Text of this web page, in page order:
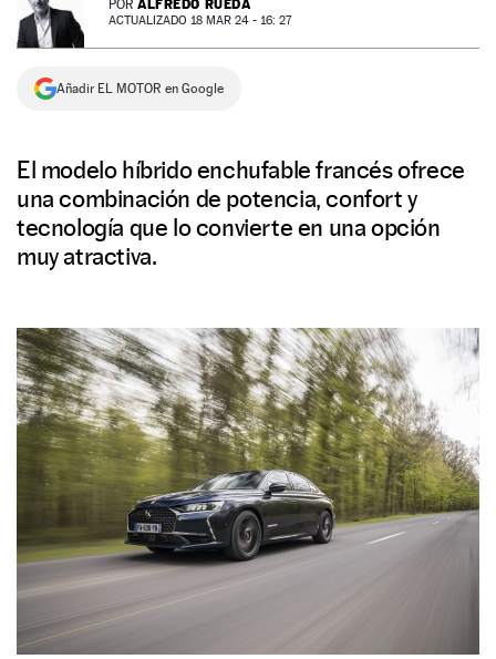
NEWSLETTER
SÍGUENOS
POR ALFREDO RUEDA
ACTUALIZADO 18 MAR 24 - 16: 27
Añadir EL MOTOR en Google
El modelo híbrido enchufable francés ofrece
una combinación de potencia, confort y
tecnología que lo convierte en una opción
muy atractiva.